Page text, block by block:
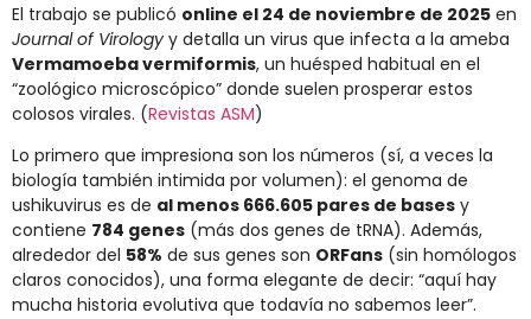
El trabajo se publicó online el 24 de noviembre de 2025 en
Journal of Virology y detalla un virus que infecta a la ameba
Vermamoeba vermiformis, un huésped habitual en el
“zoológico microscópico” donde suelen prosperar estos
colosos virales. (Revistas ASM)
Lo primero que impresiona son los números (sí, a veces la
biología también intimida por volumen): el genoma de
ushikuvirus es de al menos 666.605 pares de bases y
contiene 784 genes (más dos genes de tRNA). Además,
alrededor del 58% de sus genes son ORFans (sin homólogos
claros conocidos), una forma elegante de decir: “aquí hay
mucha historia evolutiva que todavía no sabemos leer”.